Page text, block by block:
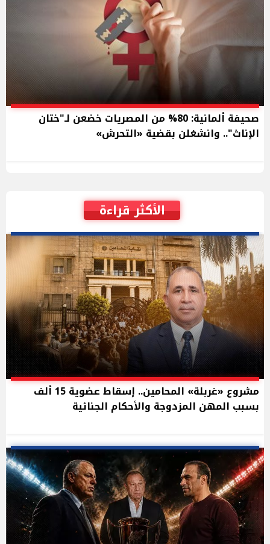
صحيفة ألمانية: 80% من المصريات خضعن لـ"ختان
الإناث".. وانشغلن بقضية «التحرش»
الأكثر قراءة
مشروع «غربلة» المحامين.. إسقاط عضوية 15 ألف
بسبب المهن المزدوجة والأحكام الجنائية